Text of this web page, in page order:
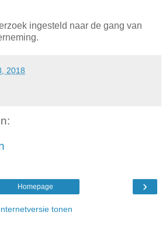
ingesteld naar de gang van
2018
›
Homepage
tonen